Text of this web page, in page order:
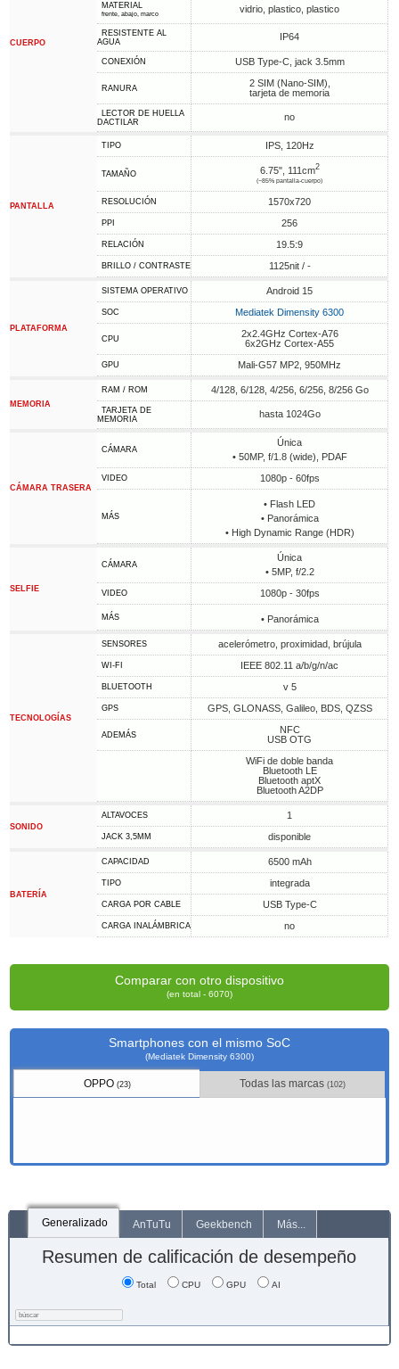
CUERPO
MATERIAL
frente, abajo, marco vidrio, plastico, plastico
RESISTENTE AL
AGUA
IP64
CONEXIÓN USB Type-C, jack 3.5mm
RANURA
2 SIM (Nano-SIM),
tarjeta de memoria
LECTOR DE HUELLA
DACTILAR
no
PANTALLA
TIPO IPS, 120Hz
TAMAÑO 6.75", 111cm2
(~85% pantalla-cuerpo)
RESOLUCIÓN 1570x720
PPI 256
RELACIÓN 19.5:9
BRILLO / CONTRASTE 1125nit / -
PLATAFORMA
SISTEMA OPERATIVO Android 15
SOC Mediatek Dimensity 6300
CPU
2x2.4GHz Cortex-A76
6x2GHz Cortex-A55
GPU Mali-G57 MP2, 950MHz
MEMORIA
RAM / ROM 4/128, 6/128, 4/256, 6/256, 8/256 Go
TARJETA DE
MEMORIA
hasta 1024Go
CÁMARA TRASERA
CÁMARA
Única
• 50MP, f/1.8 (wide), PDAF
VIDEO 1080p - 60fps
MÁS
• Flash LED
• Panorámica
• High Dynamic Range (HDR)
SELFIE
CÁMARA
Única
• 5MP, f/2.2
VIDEO 1080p - 30fps
MÁS • Panorámica
TECNOLOGÍAS
SENSORES acelerómetro, proximidad, brújula
WI-FI IEEE 802.11 a/b/g/n/ac
BLUETOOTH v 5
GPS GPS, GLONASS, Galileo, BDS, QZSS
ADEMÁS
NFC
USB OTG
WiFi de doble banda
Bluetooth LE
Bluetooth aptX
Bluetooth A2DP
SONIDO
ALTAVOCES 1
JACK 3,5MM disponible
BATERÍA
CAPACIDAD 6500 mAh
TIPO integrada
CARGA POR CABLE USB Type-C
CARGA INALÁMBRICA no
Comparar con otro dispositivo
(en total - 6070)
Smartphones con el mismo SoC
(Mediatek Dimensity 6300)
OPPO (23) Todas las marcas(102)
Generalizado AnTuTu Geekbench Más...
Resumen de calificación de desempeño
Total CPU GPU AI